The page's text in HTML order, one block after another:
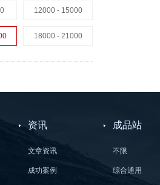
12000 - 15000
18000 - 21000
资讯
文章资讯
成功案例
成品站
不限
综合通用